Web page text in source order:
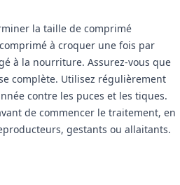
la taille de comprimé
à croquer une fois par
à la nourriture. Assurez-vous que
complète. Utilisez régulièrement
contre les puces et les tiques.
de commencer le traitement, en
gestants ou allaitants.